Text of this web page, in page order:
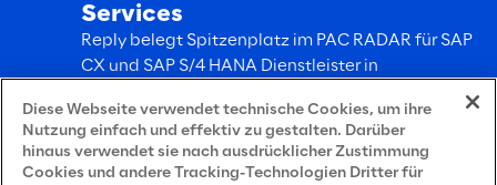
Services
Reply belegt Spitzenplatz im PAC RADAR für SAP
CX und SAP S/4 HANA Dienstleister in
Diese Webseite verwendet technische Cookies, um ihre
Nutzung einfach und effektiv zu gestalten. Darüber
hinaus verwendet sie nach ausdrücklicher Zustimmung
Cookies und andere Tracking-Technologien Dritter für